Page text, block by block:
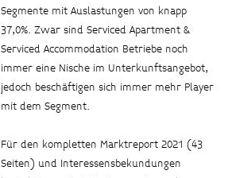
Segmente mit Auslastungen von knapp
37,0%. Zwar sind Serviced Apartment &
Serviced Accommodation Betriebe noch
immer eine Nische im Unterkunftsangebot,
jedoch beschäftigen sich immer mehr Player
mit dem Segment.
Für den kompletten Marktreport 2021 (43
Seiten) und Interessensbekundungen